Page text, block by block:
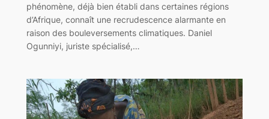
phénomène, déjà bien établi dans certaines régions
d’Afrique, connaît une recrudescence alarmante en
raison des bouleversements climatiques. Daniel
Ogunniyi, juriste spécialisé,…